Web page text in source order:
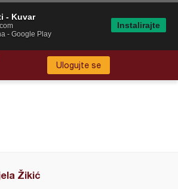
Ulogujte se
Žikić
- Kuvar
- Google Play
Instalirajte